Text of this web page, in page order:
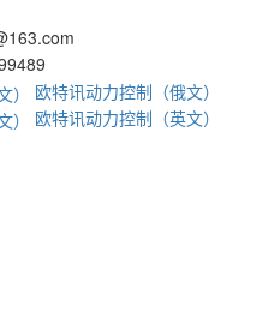
欧特讯动力控制（俄文）
欧特讯动力控制（英文）